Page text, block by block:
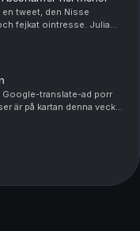
tweet, den Nisse
fejkat ointresse. Julia
samtidigt när man
Google-translate-ad porr
är på kartan denna vecka.
om emoji-silent